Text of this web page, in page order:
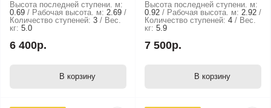
Высота последней ступени. м:
0.69
Рабочая высота. м: 2.69
Количество ступеней: 3
Вес.
кг: 5.0
6 400р.
В корзину
Высота последней ступени. м:
0.92
Рабочая высота. м: 2.92
Количество ступеней: 4
Вес.
кг: 5.9
7 500р.
В корзину